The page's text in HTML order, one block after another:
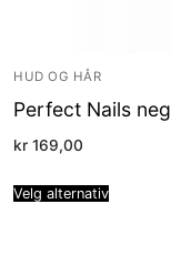
HUD OG HÅR
Perfect Nails
kr 169,00
Velg alternativ